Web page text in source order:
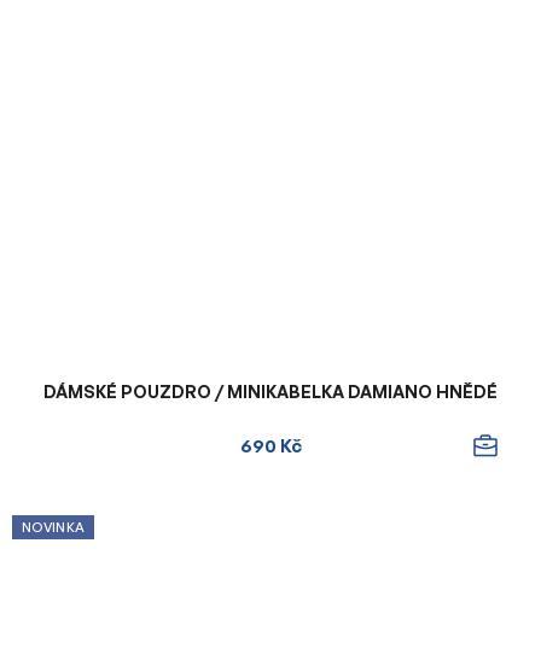
DÁMSKÉ POUZDRO / MINIKABELKA DAMIANO HNĚDÉ
690 Kč
NOVINKA